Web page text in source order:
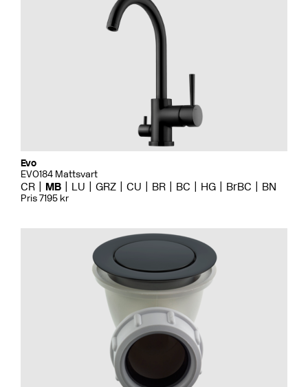
Evo
EVO184 Mattsvart
CR MB LU GRZ CU BR BC HG BrBC BN
Pris 7195 kr